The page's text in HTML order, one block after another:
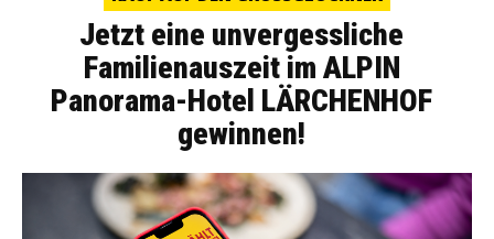
Jetzt eine unvergessliche
Familienauszeit im ALPIN
Panorama-Hotel LÄRCHENHOF
gewinnen!